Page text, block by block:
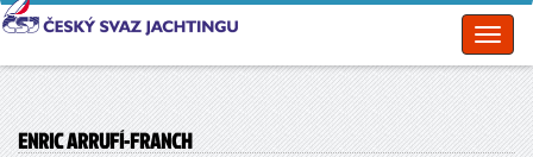
ENRIC ARRUFÍ-FRANCH